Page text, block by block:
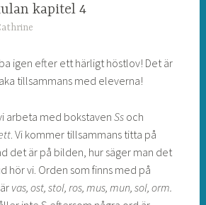
kapitel 4
igen efter ett härligt höstlov! Det är
tillsammans med eleverna!
arbeta med bokstavenSs och
. Vi kommer tillsammans titta på
det är på bilden, hur säger man det
hör vi. Orden som finns med på
vas, ost, stol, ros, mus, mun, sol, orm.